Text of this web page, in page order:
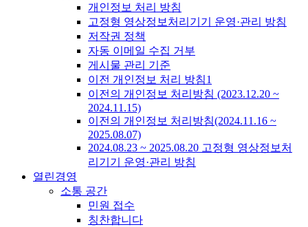
개인정보 처리 방침
고정형 영상정보처리기기 운영·관리 방침
저작권 정책
자동 이메일 수집 거부
게시물 관리 기준
이전 개인정보 처리 방침1
이전의 개인정보 처리방침 (2023.12.20 ~
2024.11.15)
이전의 개인정보 처리방침(2024.11.16 ~
2025.08.07)
2024.08.23 ~ 2025.08.20 고정형 영상정보처
리기기 운영·관리 방침
열린경영
소통 공간
민원 접수
칭찬합니다